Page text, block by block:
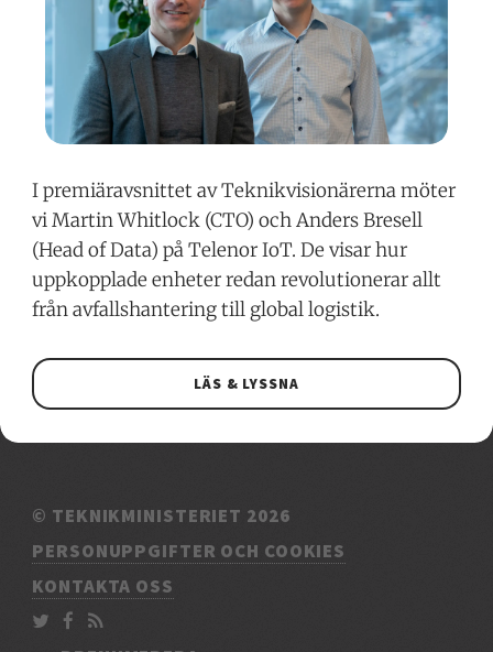
I premiäravsnittet av Teknikvisionärerna möter
vi Martin Whitlock (CTO) och Anders Bresell
(Head of Data) på Telenor IoT. De visar hur
uppkopplade enheter redan revolutionerar allt
från avfallshantering till global logistik.
LÄS & LYSSNA
© TEKNIKMINISTERIET 2026
PERSONUPPGIFTER OCH COOKIES
KONTAKTA OSS